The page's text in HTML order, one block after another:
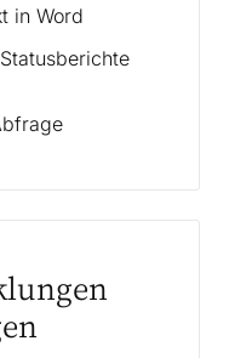
in Word